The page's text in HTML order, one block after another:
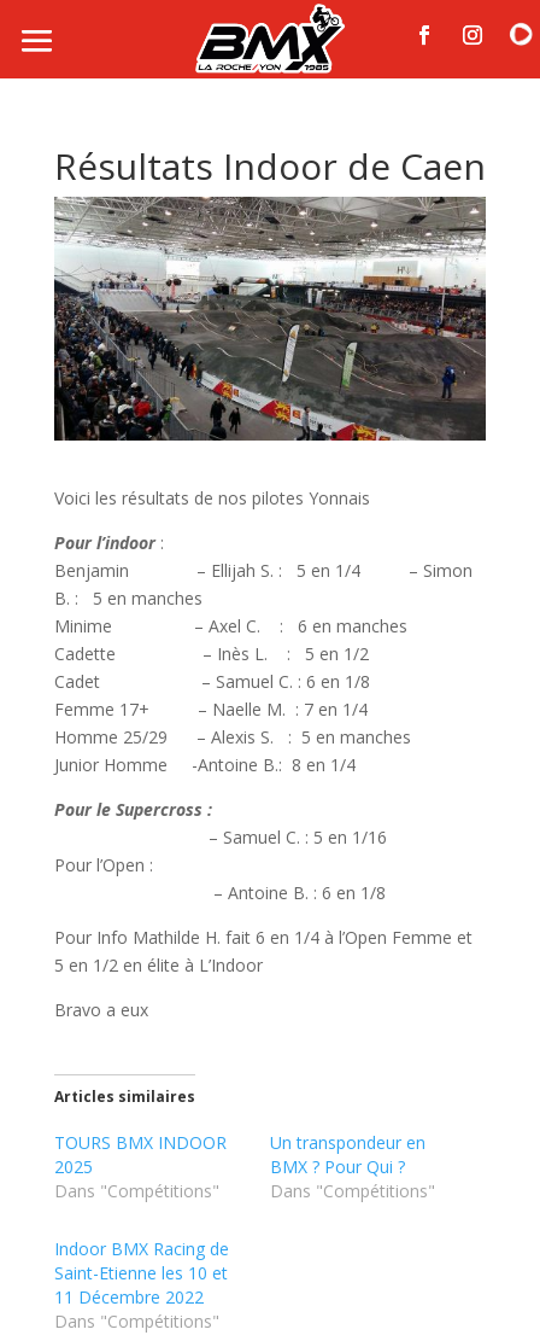
Résultats Indoor de Caen
Voici les résultats de nos pilotes Yonnais
Pour l’indoor:
Benjamin – Ellijah S. : 5 en 1/4 – Simon
B. : 5 en manches
Minime – Axel C. : 6 en manches
Cadette – Inès L. : 5 en 1/2
Cadet – Samuel C. : 6 en 1/8
Femme 17+ – Naelle M. : 7 en 1/4
Homme 25/29 – Alexis S. : 5 en manches
Junior Homme -Antoine B.: 8 en 1/4
Pour le Supercross :
– Samuel C. : 5 en 1/16
Pour l’Open :
– Antoine B. : 6 en 1/8
Pour Info Mathilde H. fait 6 en 1/4 à l’Open Femme et
5 en 1/2 en élite à L’Indoor
Bravo a eux
Articles similaires
TOURS BMX INDOOR
2025
Dans "Compétitions"
Un transpondeur en
BMX ? Pour Qui ?
Dans "Compétitions"
Indoor BMX Racing de
Saint-Etienne les 10 et
11 Décembre 2022
Dans "Compétitions"